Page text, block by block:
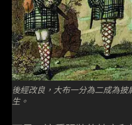
後經改良，大布一分為二成為
生。